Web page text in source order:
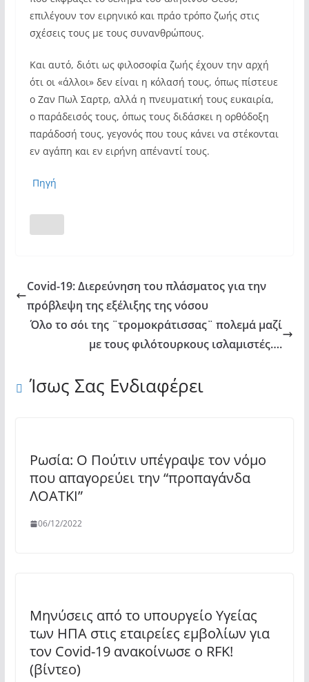
επιλέγουν τον ειρηνικό και πράο τρόπο ζωής στις
σχέσεις τους με τους συνανθρώπους.
Και αυτό, διότι ως φιλοσοφία ζωής έχουν την αρχή
ότι οι «άλλοι» δεν είναι η κόλασή τους, όπως πίστευε
ο Ζαν Πωλ Σαρτρ, αλλά η πνευματική τους ευκαιρία,
ο παράδεισός τους, όπως τους διδάσκει η ορθόδοξη
παράδοσή τους, γεγονός που τους κάνει να στέκονται
εν αγάπη και εν ειρήνη απέναντί τους.
Πηγή
Covid-19: Διερεύνηση του πλάσματος για την
πρόβλεψη της εξέλιξης της νόσου
Όλο το σόι της ¨τρομοκράτισσας¨ πολεμά μαζί
με τους φιλότουρκους ισλαμιστές….
Ίσως Σας Ενδιαφέρει
Ρωσία: Ο Πούτιν υπέγραψε τον νόμο
που απαγορεύει την “προπαγάνδα
ΛΟΑΤΚΙ”
06/12/2022
Μηνύσεις από το υπουργείο Υγείας
των ΗΠΑ στις εταιρείες εμβολίων για
τον Covid-19 ανακοίνωσε ο RFK!
(βίντεο)